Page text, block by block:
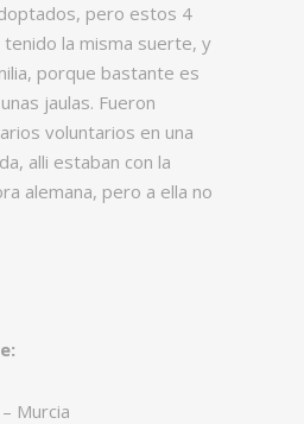
pero estos 4
tenido la misma suerte, y
porque bastante es
jaulas. Fueron
voluntarios en una
alli estaban con la
alemana, pero a ella no
Murcia